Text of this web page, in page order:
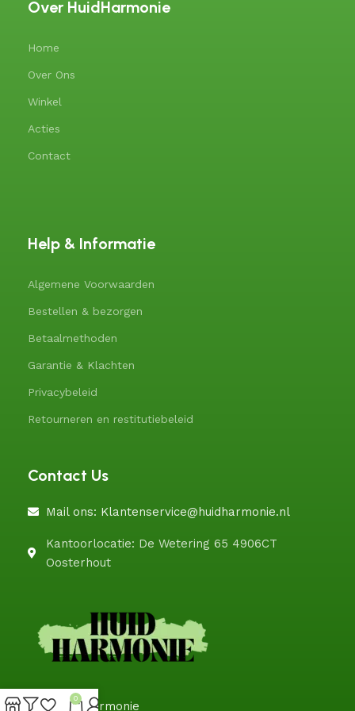
Over HuidHarmonie
Home
Over Ons
Winkel
Acties
Contact
Help & Informatie
Algemene Voorwaarden
Bestellen & bezorgen
Betaalmethoden
Garantie & Klachten
Privacybeleid
Retourneren en restitutiebeleid
Contact Us
Mail ons: Klantenservice@huidharmonie.nl
Kantoorlocatie: De Wetering 65 4906CT
Oosterhout
@HuidHarmonie
0